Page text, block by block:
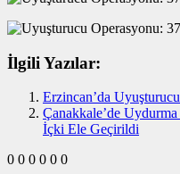
İlgili Yazılar:
Erzincan’da
Çanakkale’de
İçki Ele Geçirildi
0 0 0 0 0 0